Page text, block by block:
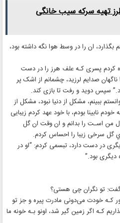
تهیه سرکه سیب خانگی
ان را در وسط هوا نگه داشته بود،
کردم پسری کـه علف هرز را در دست
ناگهان صدایم لرزید، چشمانم از اشک پر
سپس دوید و رفت تا بازی کند.
ببینم، مشکل از دنیا نبود، مشکل از
نابینا بودم، با خود عهد کردم زیبایی
من اسـت را بدانم و ان وقت ان گل
گل سرخی زیبا را احساس کردم.
در دست دارد، تبسمی کردم: “او در
دیگری بود.”
گفت: تو نگران چی هستی؟
خودت می‌دونی مادرت پیره و جز تو
کـه اگر زمین گیر شد، اونو بـه خونه ما